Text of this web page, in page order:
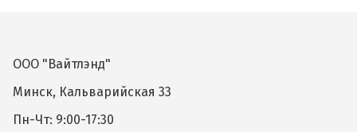
ООО "Вайтлэнд"
Минск, Кальварийская 33
Пн-Чт: 9:00-17:30